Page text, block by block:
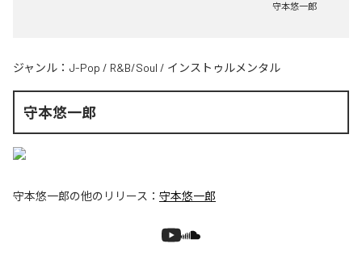
守本悠一郎
ジャンル： J-Pop / R&B/Soul / インストゥルメンタル
守本悠一郎
守本悠一郎の他のリリース： 守本悠一郎